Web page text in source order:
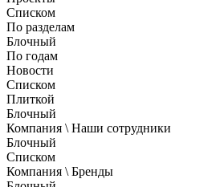
Списком
По разделам
Блочный
По годам
Новости
Списком
Плиткой
Блочный
Компания \ Наши сотрудники
Блочный
Списком
Компания \ Бренды